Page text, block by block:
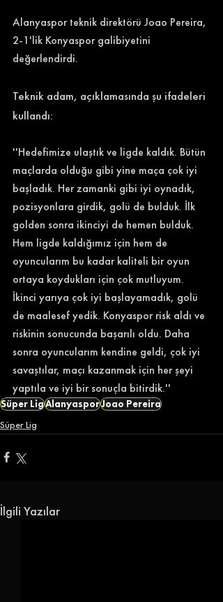
Alanyaspor teknik direktörü Joao Pereira,
2-1'lik Konyaspor galibiyetini
değerlendirdi.
Teknik adam, açıklamasında şu ifadeleri
kullandı:
''Hedefimize ulaştık ve ligde kaldık. Bütün
maçlarda olduğu gibi yine maça çok iyi
başladık. Her zamanki gibi iyi oynadık,
pozisyonlara girdik, golü de bulduk. İlk
golden sonra ikinciyi de hemen bulduk.
Hem ligde kaldığımız için hem de
oyuncularım bu kadar kaliteli bir oyun
ortaya koydukları için çok mutluyum.
İkinci yarıya çok iyi başlayamadık, golü
de maalesef yedik. Konyaspor risk aldı ve
riskinin sonucunda başarılı oldu. Daha
sonra oyuncularım kendine geldi, çok iyi
savaştılar, maçı kazanmak için her şeyi
yaptıla ve iyi bir sonuçla bitirdik.''
Süper LigAlanyasporJoao Pereira
Süper Lig
İlgili Yazılar